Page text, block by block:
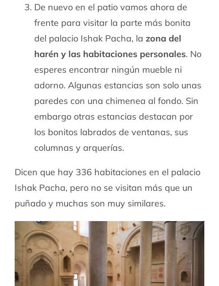
De nuevo en el patio vamos ahora de
frente para visitar la parte más bonita
del palacio Ishak Pacha, la zona del
harén y las habitaciones personales. No
esperes encontrar ningún mueble ni
adorno. Algunas estancias son solo unas
paredes con una chimenea al fondo. Sin
embargo otras estancias destacan por
los bonitos labrados de ventanas, sus
columnas y arquerías.
Dicen que hay 336 habitaciones en el palacio
Ishak Pacha, pero no se visitan más que un
puñado y muchas son muy similares.